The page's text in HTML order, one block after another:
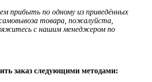
прибыть по одному из приведённых
товара, пожалуйста,
с нашим менеджером по
заказ следующими методами: